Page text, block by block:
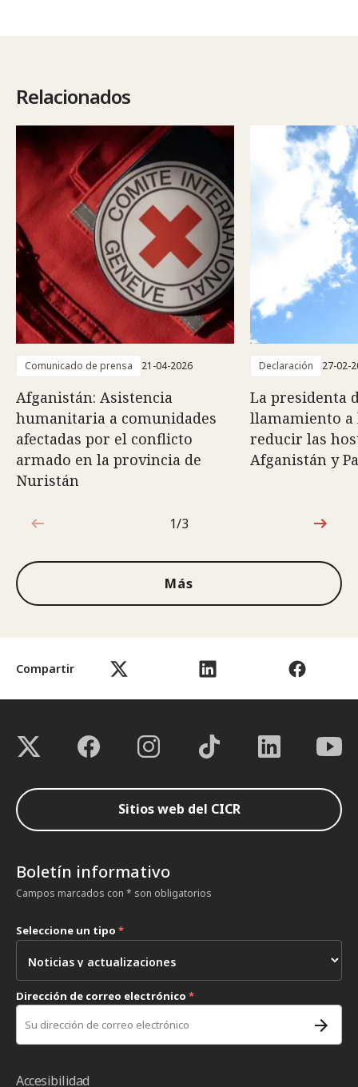
Compartir
Relacionados
Comunicado de prensa 21-04-2026
Afganistán: Asistencia
humanitaria a comunidades
afectadas por el conflicto
armado en la provincia de
Nuristán
Declaración 27-02-
La presidenta
llamamiento
reducir las
Afganistán y
1de3
1/3
Más
Sitios web del CICR
Boletín informativo
Campos marcados con * son obligatorios
Seleccione un tipo *
Dirección de correo electrónico *
Accesibilidad